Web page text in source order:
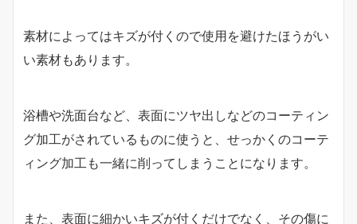
素材によってはキズが付くので使用を避けたほうがい
い素材もあります。
浴槽や洗面台など、表面にツヤ出しなどのコーティン
グ加工がされているものに使うと、せっかくのコーテ
ィング加工も一緒に削ってしまうことになります。
また、表面に細かいキズが付くだけでなく、その傷に